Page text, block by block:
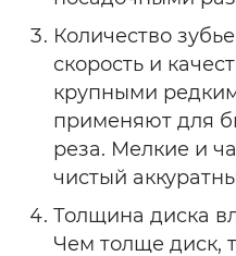
Количество
скорость и
крупными
применяют для
реза. Мелкие и
чистый
Толщина диска
Чем толще диск,